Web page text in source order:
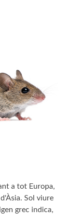
a tot Europa,
Sol viure
grec indica,